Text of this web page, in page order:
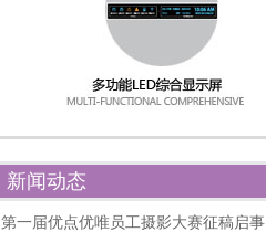
新闻动态
第一届优点优唯员工摄影大赛征稿启事